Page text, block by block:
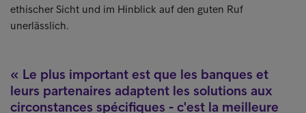
ethischer Sicht und im Hinblick auf den guten Ruf
unerlässlich.
Le plus important est que les banques et
leurs partenaires adaptent les solutions aux
circonstances spécifiques - c'est la meilleure